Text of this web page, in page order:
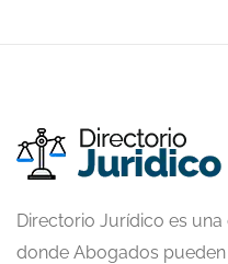
Directorio Jurídico es
donde Abogados